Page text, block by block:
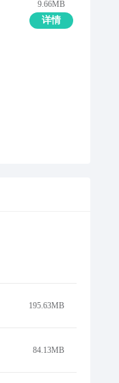
9.66MB
详情
195.63MB
84.13MB